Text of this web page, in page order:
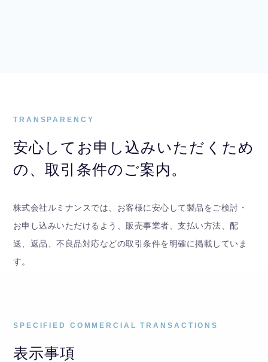
TRANSPARENCY
安心してお申し込みいただくため
の、取引条件のご案内。
株式会社ルミナンスでは、お客様に安心して製品をご検討・
お申し込みいただけるよう、販売事業者、支払い方法、配
送、返品、不良品対応などの取引条件を明確に掲載していま
す。
SPECIFIED COMMERCIAL TRANSACTIONS
表示事項